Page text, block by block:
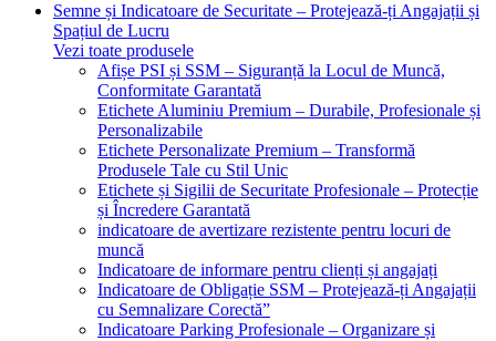
Semne și Indicatoare de Securitate – Protejează-ți Angajații și
Spațiul de Lucru
Vezi toate produsele
Afișe PSI și SSM – Siguranță la Locul de Muncă,
Conformitate Garantată
Etichete Aluminiu Premium – Durabile, Profesionale și
Personalizabile
Etichete Personalizate Premium – Transformă
Produsele Tale cu Stil Unic
Etichete și Sigilii de Securitate Profesionale – Protecție
și Încredere Garantată
indicatoare de avertizare rezistente pentru locuri de
muncă
Indicatoare de informare pentru clienți și angajați
Indicatoare de Obligație SSM – Protejează-ți Angajații
cu Semnalizare Corectă”
Indicatoare Parking Profesionale – Organizare și